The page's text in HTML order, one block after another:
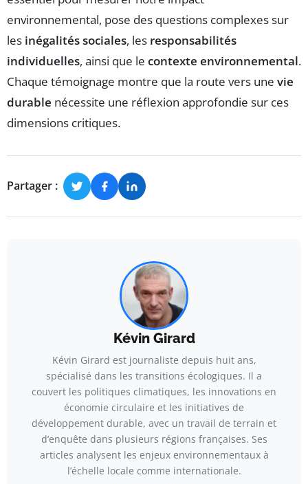
environnemental, pose des questions complexes sur
les inégalités sociales, les responsabilités
individuelles, ainsi que le contexte environnemental.
Chaque témoignage montre que la route vers une vie
durable nécessite une réflexion approfondie sur ces
dimensions critiques.
Partager :
Kévin Girard
Kévin Girard est journaliste depuis huit ans,
spécialisé dans les transitions écologiques. Il a
couvert les politiques climatiques, les innovations en
économie circulaire et les initiatives de
développement durable, avec un travail de terrain et
d’enquête dans plusieurs régions françaises. Ses
articles analysent les enjeux environnementaux à
l’échelle locale comme internationale.